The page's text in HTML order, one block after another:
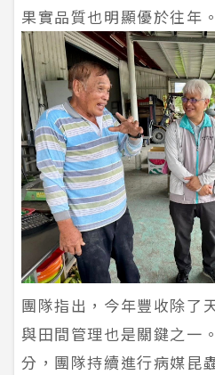
果實品質也明顯優於往年。
團隊指出，今年豐收除了
與田間管理也是關鍵之一
分，團隊持續進行病媒昆